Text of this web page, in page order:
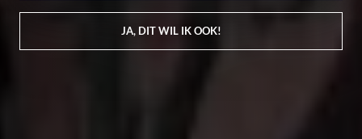
JA, DIT WIL IK OOK!